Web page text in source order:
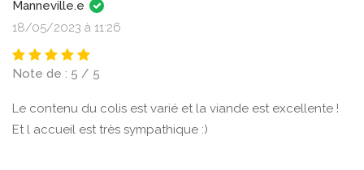
Manneville.e
18/05/2023 à 11:26
Note de : 5 / 5
Le contenu du colis est varié et la viande est excellente !
Et l accueil est très sympathique :)